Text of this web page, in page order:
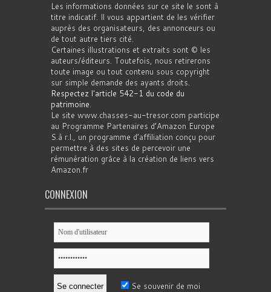
Les informations données sur ce site le sont à
titre indicatif. Il vous appartient de les vérifier
auprès des organisateurs, des annonceurs ou
de tout autre tiers cité.
Certaines illustrations et extraits sont © les
auteurs/éditeurs. Toutefois, nous retirerons
toute image ou tout contenu sous copyright
sur simple demande des ayants droits.
Respectez l'article 542-1 du code du
patrimoine.
Le site www.chasses-au-tresor.com participe
au Programme Partenaires d’Amazon Europe
S.à r.l., un programme d’affiliation conçu pour
permettre à des sites de percevoir une
rémunération grâce à la création de liens vers
Amazon.fr
CONNEXION
Se souvenir de moi